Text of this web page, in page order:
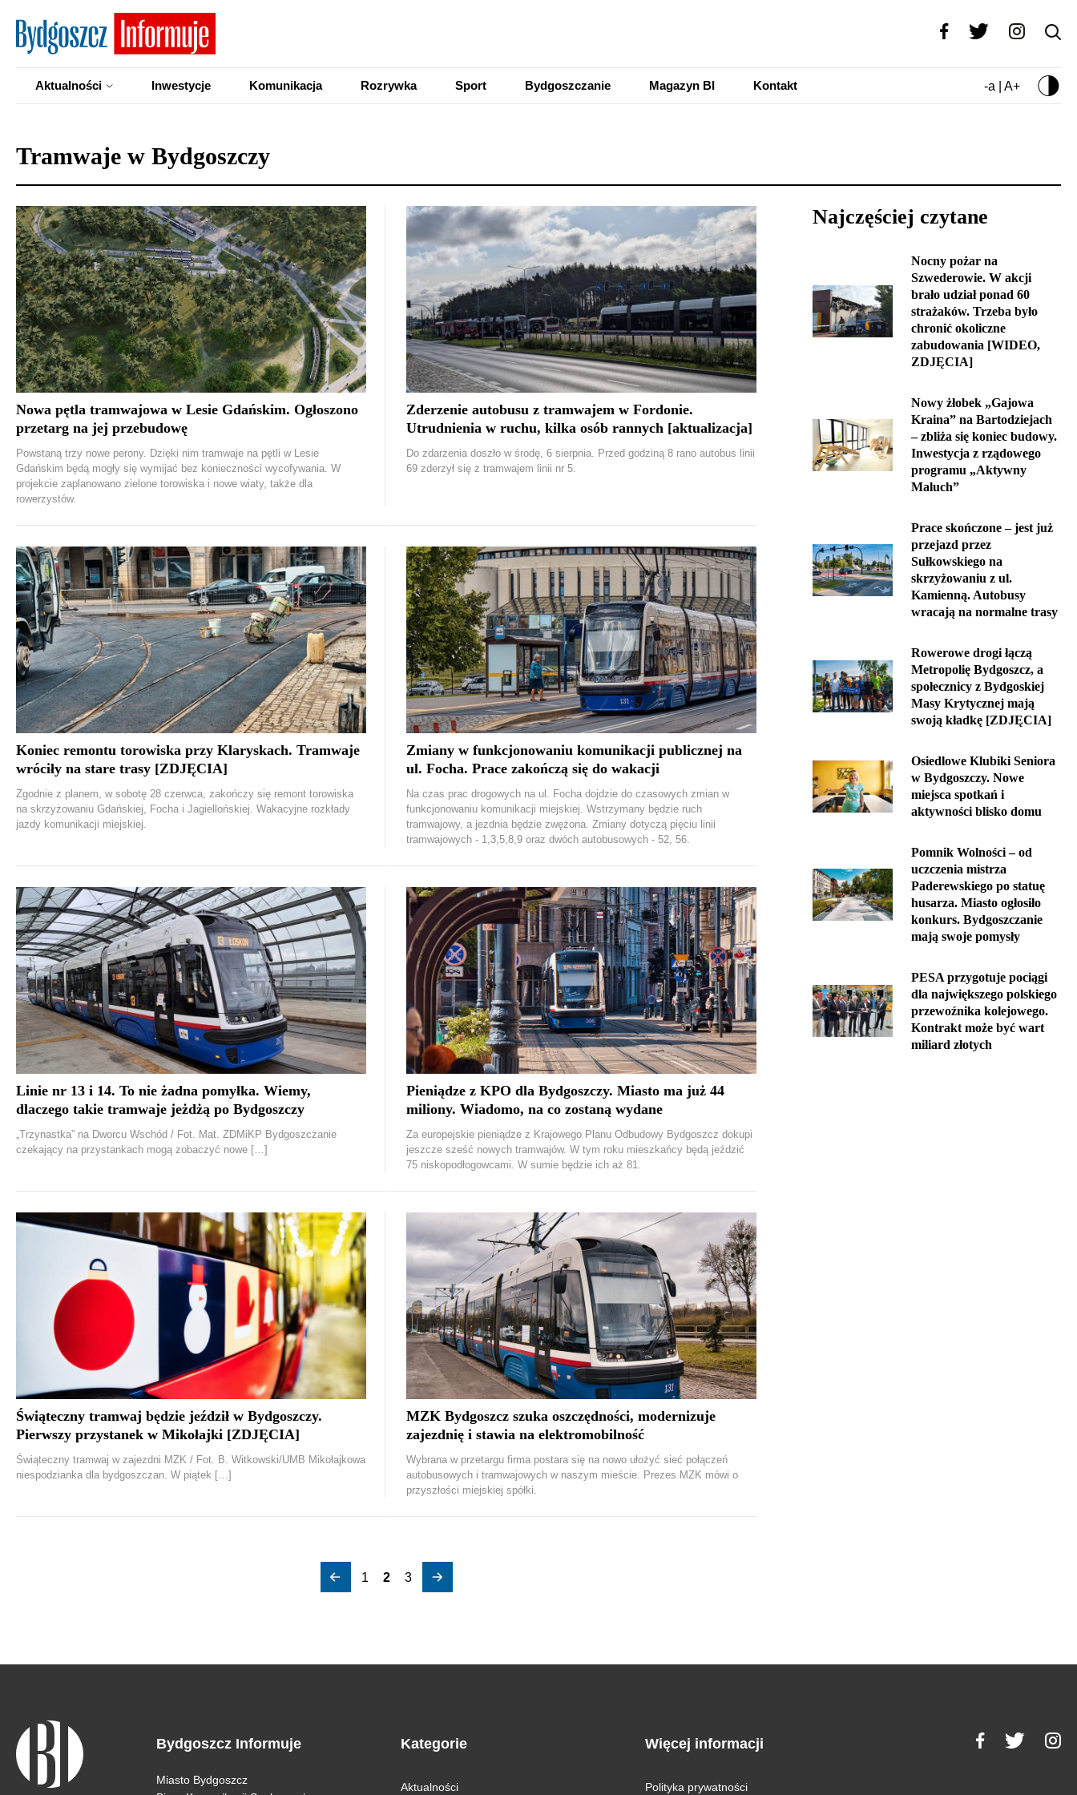
Aktualności Inwestycje Komunikacja Rozrywka Sport Bydgoszczanie Magazyn BI Kontakt -a | A+
Tramwaje w Bydgoszczy
Nowa pętla tramwajowa w Lesie Gdańskim. Ogłoszono
przetarg na jej przebudowę
Powstaną trzy nowe perony. Dzięki nim tramwaje na pętli w Lesie
Gdańskim będą mogły się wymijać bez konieczności wycofywania. W
projekcie zaplanowano zielone torowiska i nowe wiaty, także dla
rowerzystów.
Zderzenie autobusu z tramwajem w Fordonie.
Utrudnienia w ruchu, kilka osób rannych [aktualizacja]
Do zdarzenia doszło w środę, 6 sierpnia. Przed godziną 8 rano autobus linii
69 zderzył się z tramwajem linii nr 5.
Koniec remontu torowiska przy Klaryskach. Tramwaje
wróciły na stare trasy [ZDJĘCIA]
Zgodnie z planem, w sobotę 28 czerwca, zakończy się remont torowiska
na skrzyżowaniu Gdańskiej, Focha i Jagiellońskiej. Wakacyjne rozkłady
jazdy komunikacji miejskiej.
Zmiany w funkcjonowaniu komunikacji publicznej na
ul. Focha. Prace zakończą się do wakacji
Na czas prac drogowych na ul. Focha dojdzie do czasowych zmian w
funkcjonowaniu komunikacji miejskiej. Wstrzymany będzie ruch
tramwajowy, a jezdnia będzie zwężona. Zmiany dotyczą pięciu linii
tramwajowych - 1,3,5,8,9 oraz dwóch autobusowych - 52, 56.
Linie nr 13 i 14. To nie żadna pomyłka. Wiemy,
dlaczego takie tramwaje jeżdżą po Bydgoszczy
„Trzynastka” na Dworcu Wschód / Fot. Mat. ZDMiKP Bydgoszczanie
czekający na przystankach mogą zobaczyć nowe […]
Pieniądze z KPO dla Bydgoszczy. Miasto ma już 44
miliony. Wiadomo, na co zostaną wydane
Za europejskie pieniądze z Krajowego Planu Odbudowy Bydgoszcz dokupi
jeszcze sześć nowych tramwajów. W tym roku mieszkańcy będą jeździć
75 niskopodłogowcami. W sumie będzie ich aż 81.
Świąteczny tramwaj będzie jeździł w Bydgoszczy.
Pierwszy przystanek w Mikołajki [ZDJĘCIA]
Świąteczny tramwaj w zajezdni MZK / Fot. B. Witkowski/UMB Mikołajkowa
niespodzianka dla bydgoszczan. W piątek […]
MZK Bydgoszcz szuka oszczędności, modernizuje
zajezdnię i stawia na elektromobilność
Wybrana w przetargu firma postara się na nowo ułożyć sieć połączeń
autobusowych i tramwajowych w naszym mieście. Prezes MZK mówi o
przyszłości miejskiej spółki.
1 2 3
Najczęściej czytane
Nocny pożar na
Szwederowie. W akcji
brało udział ponad 60
strażaków. Trzeba było
chronić okoliczne
zabudowania [WIDEO,
ZDJĘCIA]
Nowy żłobek „Gajowa
Kraina” na Bartodziejach
– zbliża się koniec budowy.
Inwestycja z rządowego
programu „Aktywny
Maluch”
Prace skończone – jest już
przejazd przez
Sułkowskiego na
skrzyżowaniu z ul.
Kamienną. Autobusy
wracają na normalne trasy
Rowerowe drogi łączą
Metropolię Bydgoszcz, a
społecznicy z Bydgoskiej
Masy Krytycznej mają
swoją kładkę [ZDJĘCIA]
Osiedlowe Klubiki Seniora
w Bydgoszczy. Nowe
miejsca spotkań i
aktywności blisko domu
Pomnik Wolności – od
uczczenia mistrza
Paderewskiego po statuę
husarza. Miasto ogłosiło
konkurs. Bydgoszczanie
mają swoje pomysły
PESA przygotuje pociągi
dla największego polskiego
przewoźnika kolejowego.
Kontrakt może być wart
miliard złotych
Bydgoszcz Informuje
Miasto Bydgoszcz
Kategorie
Aktualności
Więcej informacji
Polityka prywatności